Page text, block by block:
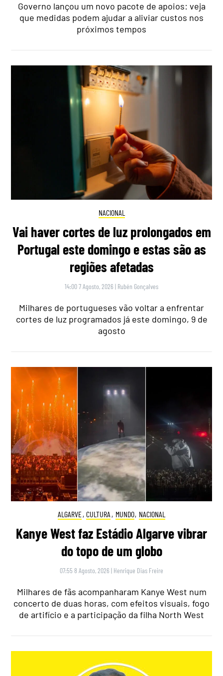
Governo lançou um novo pacote de apoios: veja
que medidas podem ajudar a aliviar custos nos
próximos tempos
NACIONAL
Vai haver cortes de luz prolongados em
Portugal este domingo e estas são as
regiões afetadas
14:00 7 Agosto, 2026 | Rubén Gonçalves
Milhares de portugueses vão voltar a enfrentar
cortes de luz programados já este domingo, 9 de
agosto
ALGARVE, CULTURA , MUNDO, NACIONAL
Kanye West faz Estádio Algarve vibrar
do topo de um globo
07:55 8 Agosto, 2026 | Henrique Dias Freire
Milhares de fãs acompanharam Kanye West num
concerto de duas horas, com efeitos visuais, fogo
de artifício e a participação da filha North West